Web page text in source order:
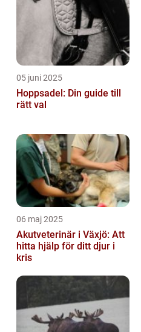
05 juni 2025
Hoppsadel: Din guide till
rätt val
06 maj 2025
Akutveterinär i Växjö: Att
hitta hjälp för ditt djur i
kris